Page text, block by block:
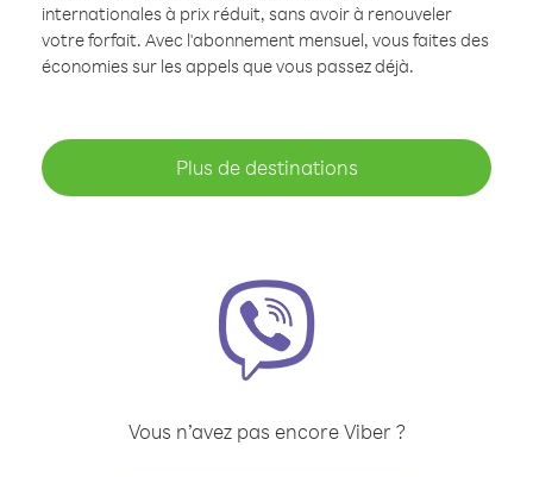
internationales à prix réduit, sans avoir à renouveler
votre forfait. Avec l'abonnement mensuel, vous faites des
économies sur les appels que vous passez déjà.
Plus de destinations
Vous n’avez pas encore Viber ?